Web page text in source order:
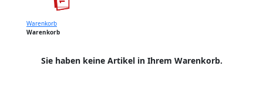
Warenkorb
Warenkorb
Sie haben keine Artikel in Ihrem Warenkorb.